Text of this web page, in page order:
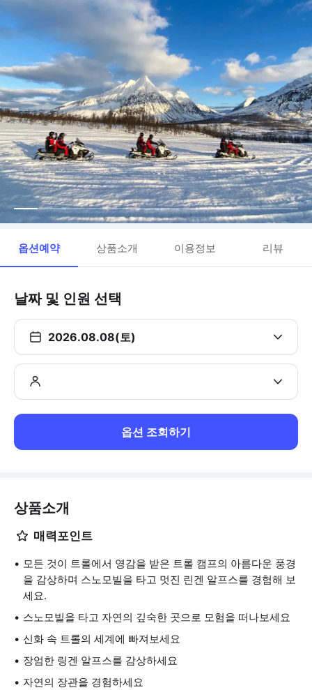
옵션예약 상품소개 이용정보 리뷰
날짜 및 인원 선택
2026.08.08(토)
옵션 조회하기
상품소개
매력포인트
모든 것이 트롤에서 영감을 받은 트롤 캠프의 아름다운 풍경
을 감상하며 스노모빌을 타고 멋진 린겐 알프스를 경험해 보
세요.
스노모빌을 타고 자연의 깊숙한 곳으로 모험을 떠나보세요
신화 속 트롤의 세계에 빠져보세요
장엄한 링겐 알프스를 감상하세요
자연의 장관을 경험하세요